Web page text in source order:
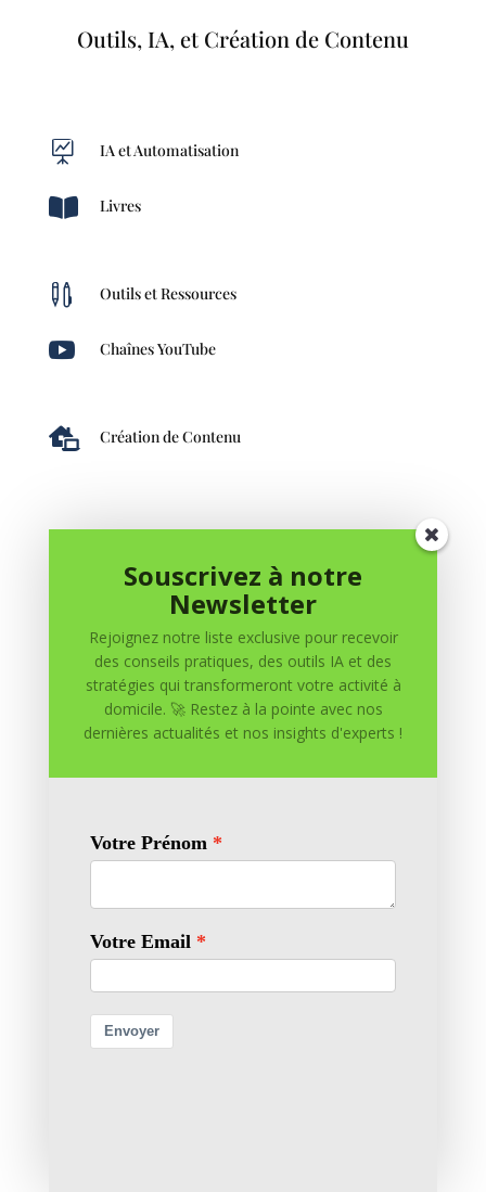
Outils, IA, et Création de Contenu
 IA et Automatisation
 Livres
 Outils et Ressources
 Chaînes YouTube
 Création de Contenu
0 commentaires
Soumettre un commentaire
obligatoires sont indiqués avec*
Souscrivez à notre
Newsletter
Rejoignez notre liste exclusive pour recevoir
des conseils pratiques, des outils IA et des
stratégies qui transformeront votre activité à
domicile. 🚀 Restez à la pointe avec nos
dernières actualités et nos insights d'experts !